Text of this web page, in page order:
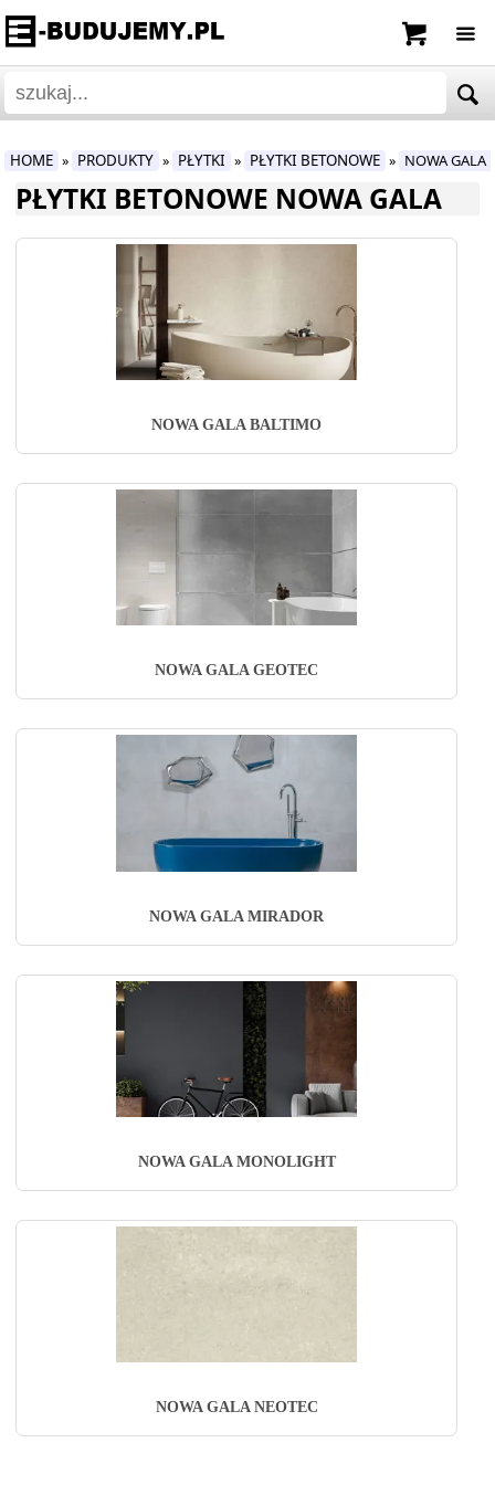
HOME » PRODUKTY » PŁYTKI » PŁYTKI BETONOWE » NOWA GALA
PŁYTKI BETONOWE NOWA GALA
NOWA GALA BALTIMO
NOWA GALA GEOTEC
NOWA GALA MIRADOR
NOWA GALA MONOLIGHT
NOWA GALA NEOTEC